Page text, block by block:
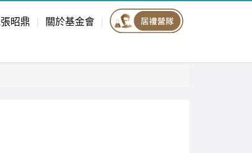
昭鼎 關於基金會